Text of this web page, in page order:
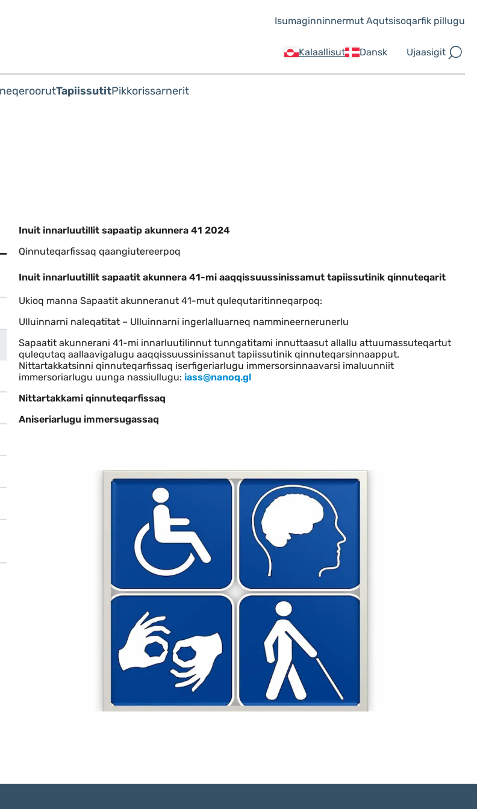
Kalaallisut Dansk Ujaasigit
Isumaginninnermut Aqutsisoqarfik pillugu
TapiissutitPikkorissarnerit
Inuit innarluutillit sapaatip akunnera 41 2024
Qinnuteqarfissaq qaangiutereerpoq
Inuit innarluutillit sapaatit akunnera 41-mi aaqqissuussinissamut
Inuit innarluutillit sapaatit akunnera 41-mi aaqqissuussinissamut tapiissutinik qinnuteqarit
Ukioq manna Sapaatit akunneranut 41-mut qulequtaritinneqarpoq:
Ulluinnarni naleqatitat – Ulluinnarni ingerlalluarneq nammineernerunerlu
Sapaatit akunnerani 41-mi innarluutilinnut tunngatitami innuttaasut allallu attuumassuteqartut
qulequtaq aallaavigalugu aaqqissuussinissanut tapiissutinik qinnuteqarsinnaapput.
Nittartakkatsinni qinnuteqarfissaq iserfigeriarlugu immersorsinnaavarsi imaluunniit
immersoriarlugu uunga nassiullugu: iass@nanoq.gl
Nittartakkami qinnuteqarfissaq
Aniseriarlugu immersugassaq